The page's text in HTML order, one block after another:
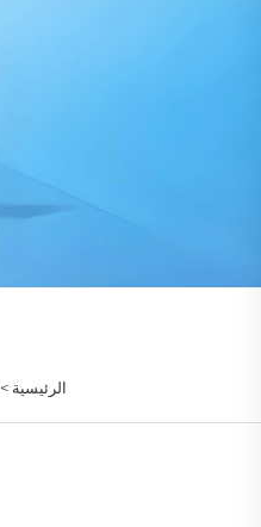
الرئيسية >